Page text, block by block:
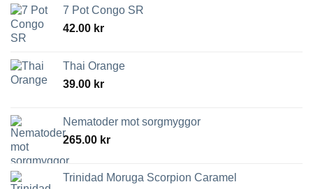
7 Pot Congo SR
42.00 kr
Thai Orange
39.00 kr
Nematoder mot sorgmyggor
265.00 kr
Trinidad Moruga Scorpion Caramel